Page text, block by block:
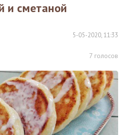
и сметаной
5-05-2020, 11:33
7 голосов